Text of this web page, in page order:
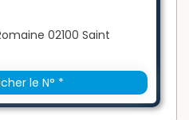
02100 Saint
le N° *